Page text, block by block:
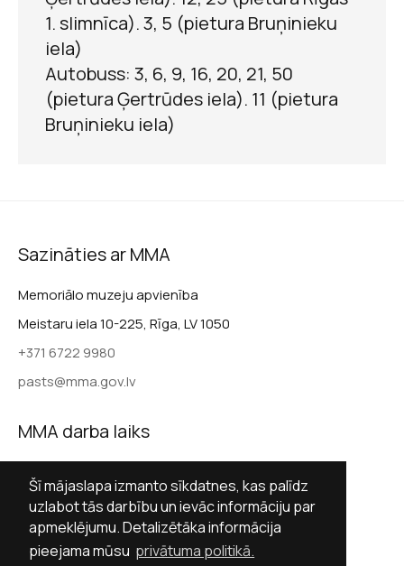
Šī mājaslapa izmanto sīkdatnes, kas palīdz
uzlabot tās darbību un ievāc informāciju par
apmeklējumu. Detalizētāka informācija
pieejama mūsu privātuma politikā.
Sveicinu tevi uz
Ziemassvētkiem!
1. slimnīca). 3, 5 (pietura Bruņinieku
iela)
Autobuss: 3, 6, 9, 16, 20, 21, 50
(pietura Ģertrūdes iela). 11 (pietura
Bruņinieku iela)
Sazināties ar MMA
Memoriālo muzeju apvienība
Meistaru iela 10-225, Rīga, LV 1050
+371 6722 9980
pasts@mma.gov.lv
MMA darba laiks
Sestdienās slēgts
Svētdienās slēgts